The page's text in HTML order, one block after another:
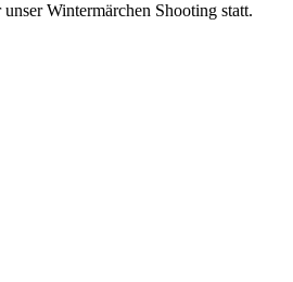
Wintermärchen Shooting statt.